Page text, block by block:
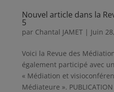
Nouvel article dans la
5
par Chantal JAMET| Juin
Voici la Revue des
également participé avec
« Médiation et
Médiateure ». PUBLICATION